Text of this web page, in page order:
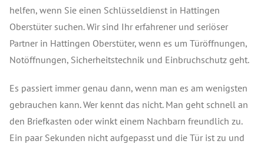
helfen, wenn Sie einen Schlüsseldienst in Hattingen
Oberstüter suchen. Wir sind Ihr erfahrener und seriöser
Partner in Hattingen Oberstüter, wenn es um Türöffnungen,
Notöffnungen, Sicherheitstechnik und Einbruchschutz geht.
Es passiert immer genau dann, wenn man es am wenigsten
gebrauchen kann. Wer kennt das nicht. Man geht schnell an
den Briefkasten oder winkt einem Nachbarn freundlich zu.
Ein paar Sekunden nicht aufgepasst und die Tür ist zu und